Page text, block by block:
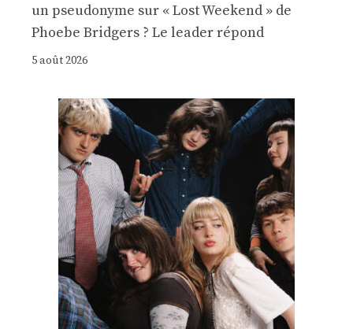
un pseudonyme sur « Lost Weekend » de
Phoebe Bridgers ? Le leader répond
5 août 2026